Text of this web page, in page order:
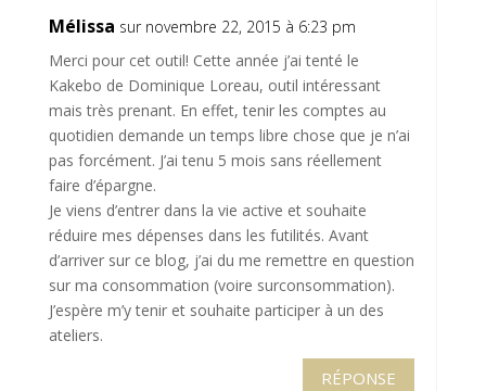
Mélissa sur novembre 22, 2015 à 6:23 pm
Merci pour cet outil! Cette année j’ai tenté le
Kakebo de Dominique Loreau, outil intéressant
mais très prenant. En effet, tenir les comptes au
quotidien demande un temps libre chose que je n’ai
pas forcément. J’ai tenu 5 mois sans réellement
faire d’épargne.
Je viens d’entrer dans la vie active et souhaite
réduire mes dépenses dans les futilités. Avant
d’arriver sur ce blog, j’ai du me remettre en question
sur ma consommation (voire surconsommation).
J’espère m’y tenir et souhaite participer à un des
ateliers.
RÉPONSE